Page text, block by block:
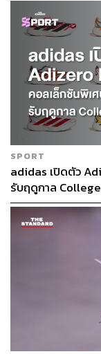
SPORT
adidas เปิดตัว
รับฤดูกาล